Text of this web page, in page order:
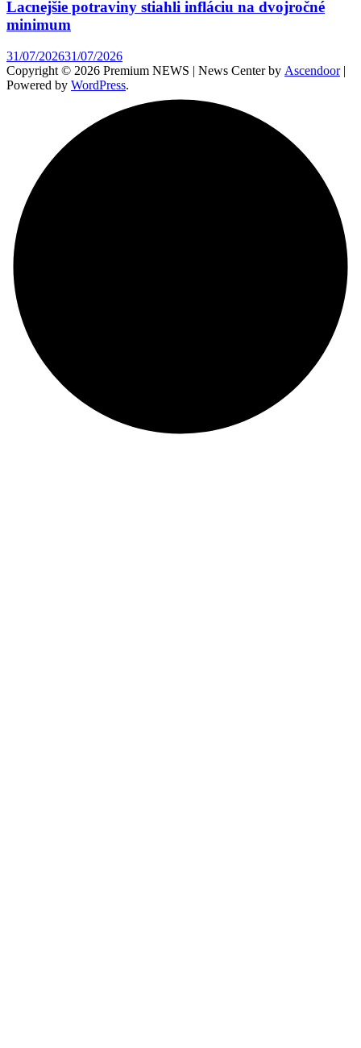
Lacnejšie potraviny stiahli infláciu na dvojročné
minimum
31/07/202631/07/2026
Copyright © 2026 Premium NEWS | News Center by Ascendoor|
Powered by WordPress.